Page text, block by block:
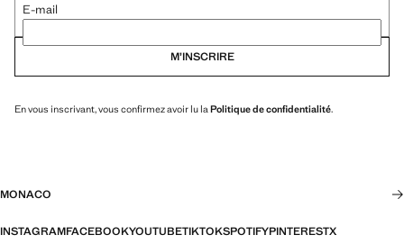
E-mail
M’INSCRIRE
En vous inscrivant, vous confirmez avoir lu la Politique de confidentialité.
MONACO
INSTAGRAMFACEBOOKYOUTUBETIKTOKSPOTIFYPINTERESTX